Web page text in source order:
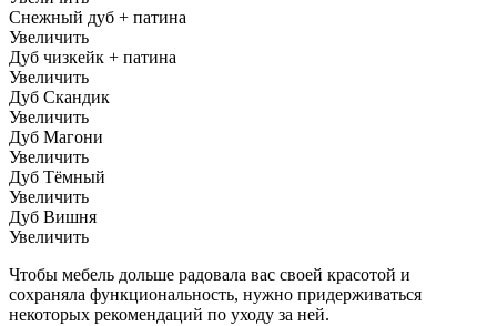
Снежный дуб + патина
Увеличить
Дуб чизкейк + патина
Увеличить
Дуб Скандик
Увеличить
Дуб Магони
Увеличить
Дуб Тёмный
Увеличить
Дуб Вишня
Увеличить
Чтобы мебель дольше радовала вас своей красотой и
сохраняла функциональность, нужно придерживаться
некоторых рекомендаций по уходу за ней.